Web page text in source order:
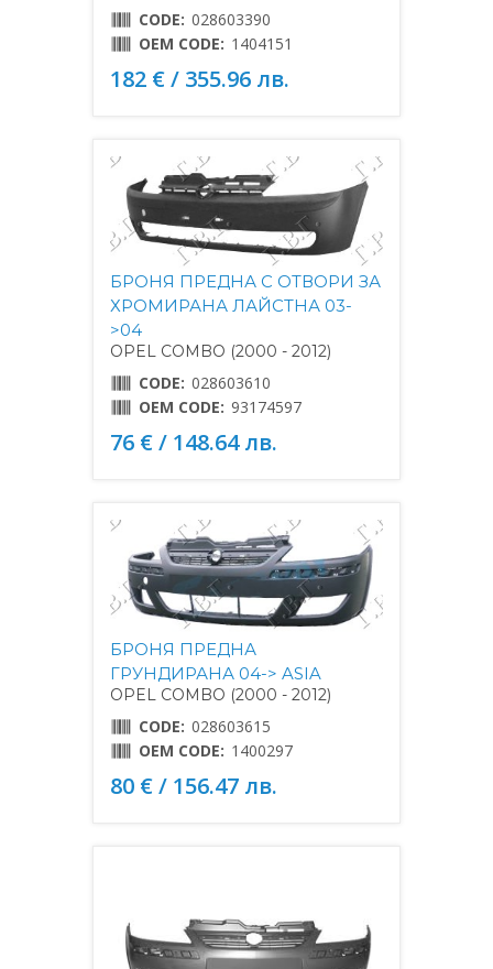
CODE: 028603390
OEM CODE: 1404151
182 € / 355.96 лв.
БРОНЯ ПРЕДНА С ОТВОРИ ЗА
ХРОМИРАНА ЛАЙСТНА 03-
>04
OPEL COMBO (2000 - 2012)
CODE: 028603610
OEM CODE: 93174597
76 € / 148.64 лв.
БРОНЯ ПРЕДНА
ГРУНДИРАНА 04-> ASIA
OPEL COMBO (2000 - 2012)
CODE: 028603615
OEM CODE: 1400297
80 € / 156.47 лв.